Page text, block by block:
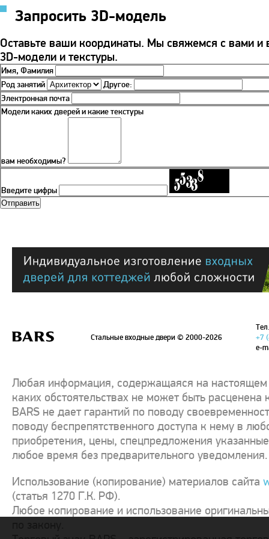
Запросить 3D-модель
Оставьте ваши координаты. Мы свяжемся с вами
3D-модели и текстуры.
Имя, Фамилия
Род занятий
Другое:
Электронная почта
Модели каких дверей и какие текстуры
вам необходимы?
Введите цифры
Стальные входные двери© 2000-2026
+7
e-
Любая информация, содержащаяся на настоящем
каких обстоятельствах не может быть
BARS не дает гарантий по поводу
поводу беспрепятственного доступа к нему в
приобретения, цены, спецпредложения
любое время без предварительного уведомления.
Использование (копирование) материалов сайта
(статья 1270 Г.К. РФ).
Любое копирование и использование